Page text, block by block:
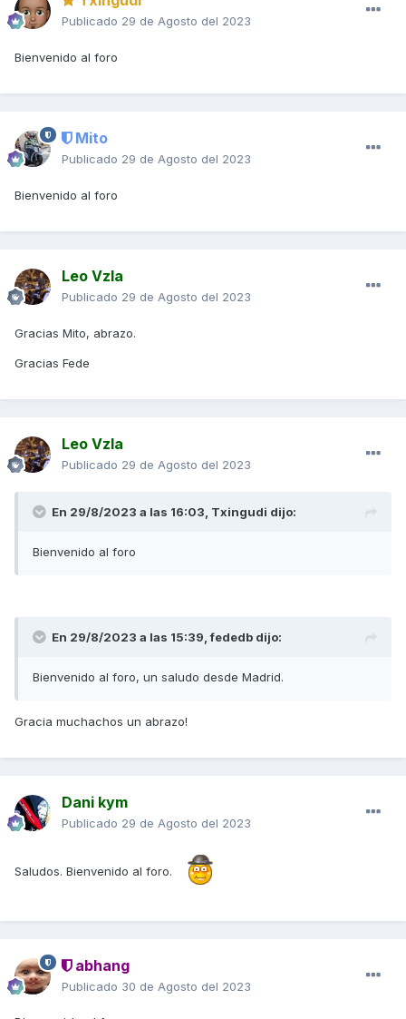
Publicado 29 de Agosto del 2023
Bienvenido al foro
Mito
Publicado 29 de Agosto del 2023
Bienvenido al foro
Leo Vzla
Publicado 29 de Agosto del 2023
Gracias Mito, abrazo.
Gracias Fede
Leo Vzla
Publicado 29 de Agosto del 2023
En 29/8/2023 a las 16:03, Txingudi dijo:
Bienvenido al foro
En 29/8/2023 a las 15:39,fededb dijo:
Bienvenido al foro, un saludo desde Madrid.
Gracia muchachos un abrazo!
Dani kym
Publicado 29 de Agosto del 2023
Saludos. Bienvenido al foro.
abhang
Publicado 30 de Agosto del 2023